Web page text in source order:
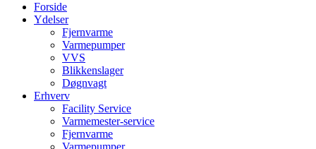
Forside
Ydelser
Fjernvarme
Varmepumper
VVS
Blikkenslager
Døgnvagt
Erhverv
Facility Service
Varmemester-service
Fjernvarme
Varmepumper